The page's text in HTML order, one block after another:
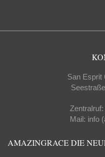
San Esprit
Mail: info
AMAZINGRACE DIE